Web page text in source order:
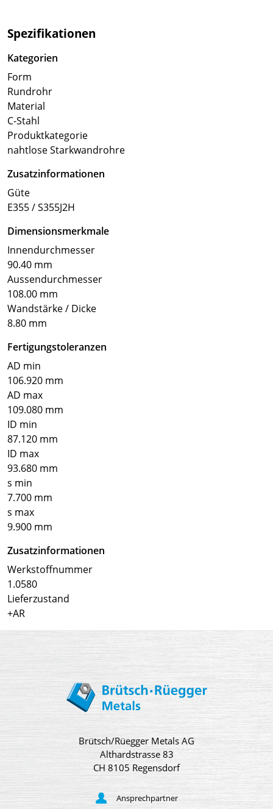
Spezifikationen
Kategorien
Form
Rundrohr
Material
C-Stahl
Produktkategorie
nahtlose Starkwandrohre
Zusatzinformationen
Güte
E355 / S355J2H
Dimensionsmerkmale
Innendurchmesser
90.40 mm
Aussendurchmesser
108.00 mm
Wandstärke / Dicke
8.80 mm
Fertigungstoleranzen
AD min
106.920 mm
AD max
109.080 mm
ID min
87.120 mm
ID max
93.680 mm
s min
7.700 mm
s max
9.900 mm
Zusatzinformationen
Werkstoffnummer
1.0580
Lieferzustand
+AR
Brütsch/Rüegger Metals AG
Althardstrasse 83
CH 8105 Regensdorf
Ansprechpartner